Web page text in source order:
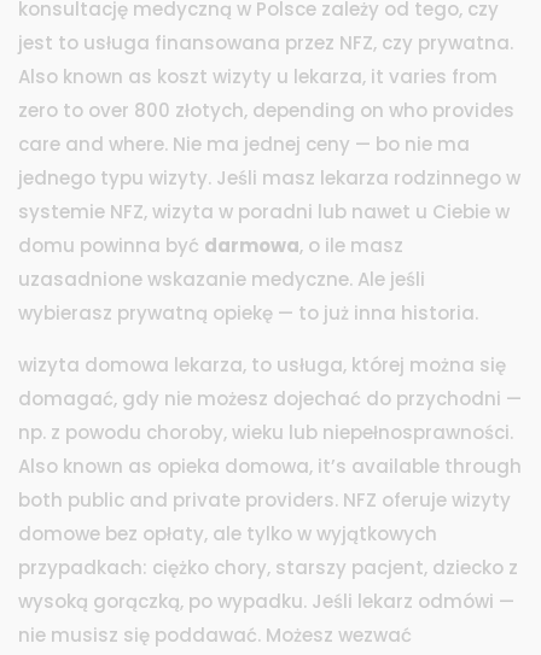
konsultację medyczną w Polsce zależy od tego, czy
jest to usługa finansowana przez NFZ, czy prywatna.
Also known as koszt wizyty u lekarza, it varies from
zero to over 800 złotych, depending on who provides
care and where. Nie ma jednej ceny — bo nie ma
jednego typu wizyty. Jeśli masz lekarza rodzinnego w
systemie NFZ, wizyta w poradni lub nawet u Ciebie w
domu powinna być darmowa, o ile masz
uzasadnione wskazanie medyczne. Ale jeśli
wybierasz prywatną opiekę — to już inna historia.
wizyta domowa lekarza, to usługa, której można się
domagać, gdy nie możesz dojechać do przychodni —
np. z powodu choroby, wieku lub niepełnosprawności.
Also known as opieka domowa, it’s available through
both public and private providers. NFZ oferuje wizyty
domowe bez opłaty, ale tylko w wyjątkowych
przypadkach: ciężko chory, starszy pacjent, dziecko z
wysoką gorączką, po wypadku. Jeśli lekarz odmówi —
nie musisz się poddawać. Możesz wezwać